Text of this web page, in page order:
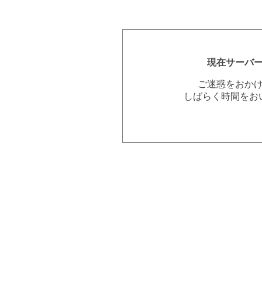
現在サーバ
ご迷惑をおか
しばらく時間を